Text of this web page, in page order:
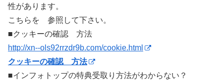
性があります。
こちらを 参照して下さい。
■クッキーの確認 方法
http://xn--ols92rrzdr9b.com/cookie.html
クッキーの確認 方法
■インフォトップの特典受取り方法がわからない？